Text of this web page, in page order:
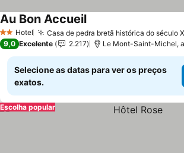
2 Estrelas
Hotel Casa de pedra bretã histórica do século
Au Bon Accueil
9,0 Excelente 2.217 Le Mont-Saint-Michel,
Selecione as datas para ver os preços
exatos.
Escolha popular